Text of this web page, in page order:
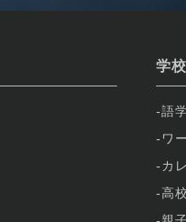
学
語
ワ
カ
高